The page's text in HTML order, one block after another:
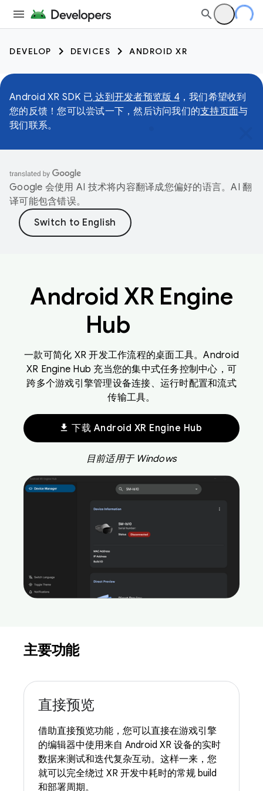
DEVELOP DEVICES ANDROID XR
Android XR SDK 已 达到开发者预览版 4，我们希望收到
您的反馈！您可以尝试一下，然后访问我们的支持页面与
我们联系。
Google 会使用 AI 技术将内容翻译成您偏好的语言。AI 翻
译可能包含错误。
Android XR Engine
Hub
一款可简化 XR 开发工作流程的桌面工具。Android
XR Engine Hub 充当您的集中式任务控制中心，可
跨多个游戏引擎管理设备连接、运行时配置和流式
传输工具。
download 下载 Android XR Engine Hub
目前适用于 Windows
主要功能
直接预览
借助直接预览功能，您可以直接在游戏引擎
的编辑器中使用来自 Android XR 设备的实时
数据来测试和迭代复杂互动。这样一来，您
就可以完全绕过 XR 开发中耗时的常规 build
和部署周期。